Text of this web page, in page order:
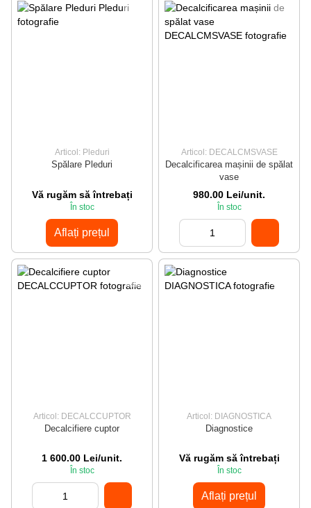
Articol: Pleduri
Spălare Pleduri
Vă rugăm să întrebați
În stoc
Aflați prețul
Articol: DECALCMSVASE
Decalcificarea mașinii de spălat
vase
980.00 Lei/unit.
În stoc
Articol: DECALCCUPTOR
Decalcifiere cuptor
1 600.00 Lei/unit.
În stoc
Articol: DIAGNOSTICA
Diagnostice
Vă rugăm să întrebați
În stoc
Aflați prețul